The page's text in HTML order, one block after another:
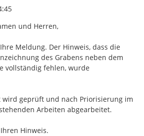
und Herren,
Meldung. Der Hinweis, dass die
des Grabens neben dem
vollständig fehlen, wurde
wird geprüft und nach Priorisierung im
Arbeiten abgearbeitet.
Hinweis.